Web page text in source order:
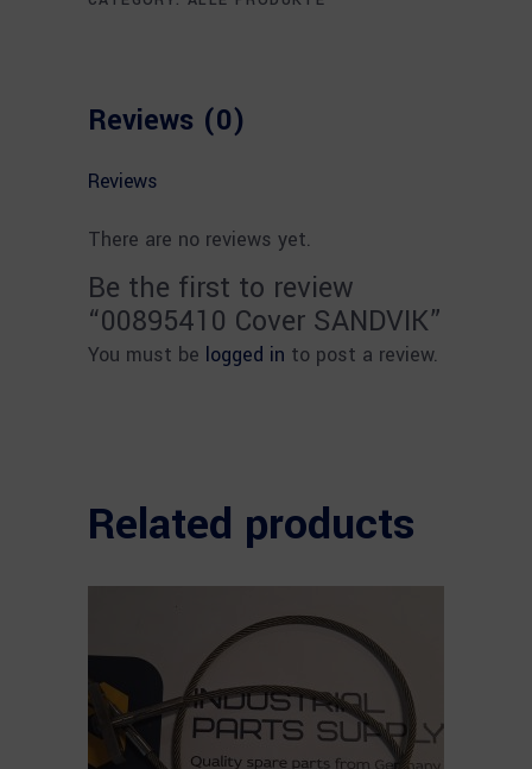
Reviews (0)
Reviews
There are no reviews yet.
Be the first to review
“00895410 Cover SANDVIK”
You must be logged in to post a review.
Related products